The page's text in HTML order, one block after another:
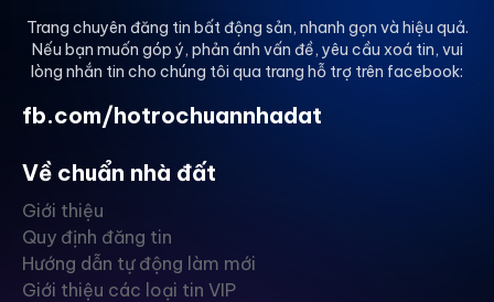
Trang chuyên đăng tin bất động sản, nhanh gọn và hiệu quả.
Nếu bạn muốn góp ý, phản ánh vấn đề, yêu cầu xoá tin, vui
lòng nhắn tin cho chúng tôi qua trang hỗ trợ trên facebook:
fb.com/hotrochuannhadat
Về chuẩn nhà đất
Giới thiệu
Quy định đăng tin
Hướng dẫn tự động làm mới
Giới thiệu các loại tin VIP